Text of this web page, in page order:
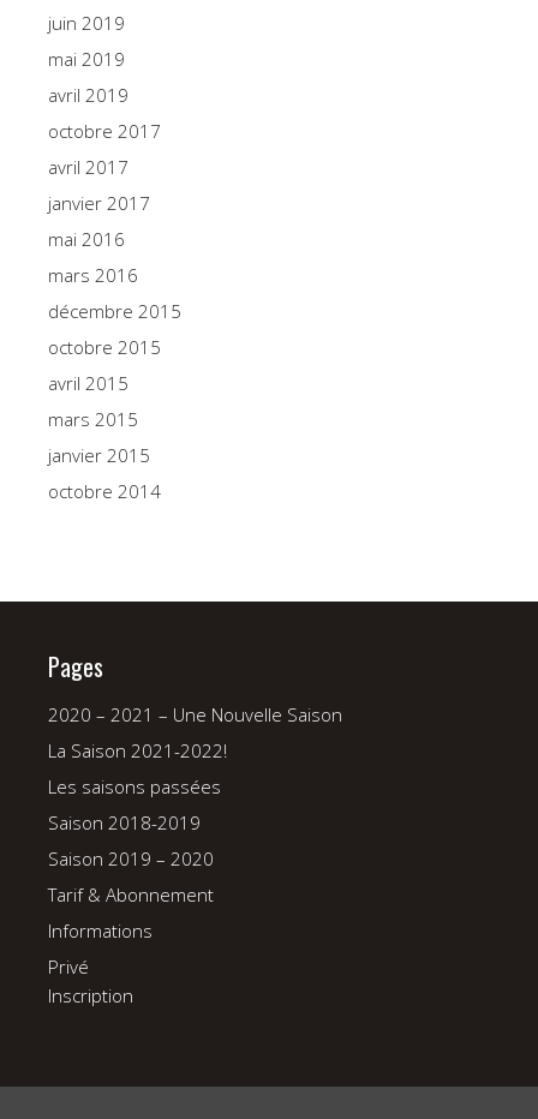
juin 2019
mai 2019
avril 2019
octobre 2017
avril 2017
janvier 2017
mai 2016
mars 2016
décembre 2015
octobre 2015
avril 2015
mars 2015
janvier 2015
octobre 2014
Pages
2020 – 2021 – Une Nouvelle Saison
La Saison 2021-2022!
Les saisons passées
Saison 2018-2019
Saison 2019 – 2020
Tarif & Abonnement
Informations
Privé
Inscription